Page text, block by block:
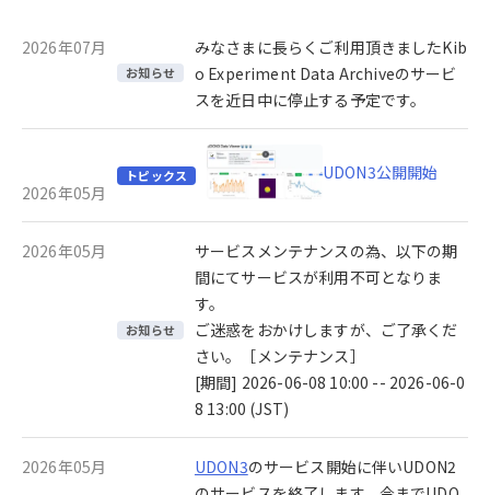
2026年07月
お知らせ
みなさまに長らくご利用頂きましたKib
o Experiment Data Archiveのサービ
スを近日中に停止する予定です。
2026年05月
トピックス UDON3公開開始
2026年05月
お知らせ
サービスメンテナンスの為、以下の期
間にてサービスが利用不可となりま
す。
ご迷惑をおかけしますが、ご了承くだ
さい。［メンテナンス］
[期間] 2026-06-08 10:00 -- 2026-06-0
8 13:00 (JST)
2026年05月 UDON3のサービス開始に伴いUDON2